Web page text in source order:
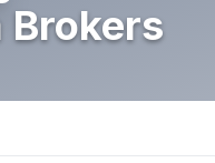
Brokers